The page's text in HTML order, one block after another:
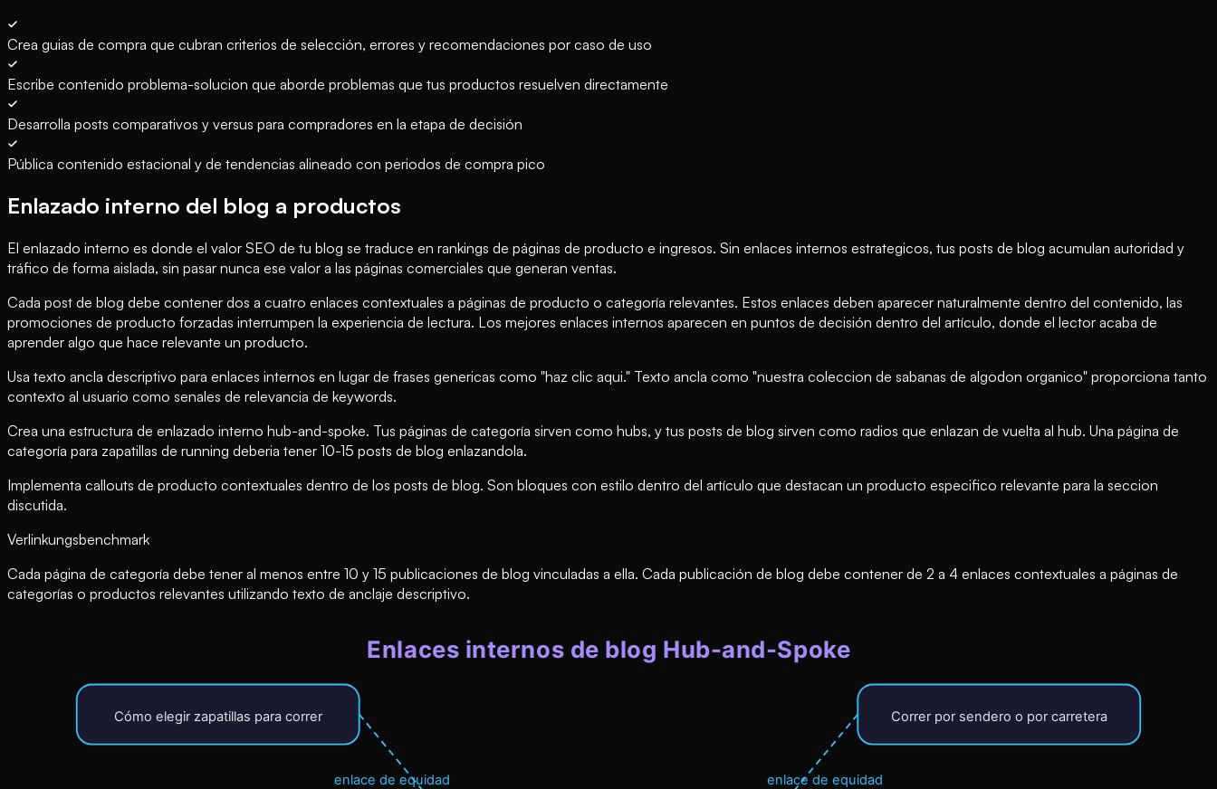
Crea guias de compra que cubran criterios de selección, errores y recomendaciones por caso de uso
Escribe contenido problema-solucion que aborde problemas que tus productos resuelven directamente
Desarrolla posts comparativos y versus para compradores en la etapa de decisión
Pública contenido estacional y de tendencias alineado con periodos de compra pico
Enlazado interno del blog a productos
El enlazado interno es donde el valor SEO de tu blog se traduce en rankings de páginas de producto e ingresos. Sin enlaces internos estrategicos, tus posts de blog acumulan autoridad y
tráfico de forma aislada, sin pasar nunca ese valor a las páginas comerciales que generan ventas.
Cada post de blog debe contener dos a cuatro enlaces contextuales a páginas de producto o categoría relevantes. Estos enlaces deben aparecer naturalmente dentro del contenido, las
promociones de producto forzadas interrumpen la experiencia de lectura. Los mejores enlaces internos aparecen en puntos de decisión dentro del artículo, donde el lector acaba de
aprender algo que hace relevante un producto.
Usa texto ancla descriptivo para enlaces internos en lugar de frases genericas como "haz clic aqui." Texto ancla como "nuestra coleccion de sabanas de algodon organico" proporciona tanto
contexto al usuario como senales de relevancia de keywords.
Crea una estructura de enlazado interno hub-and-spoke. Tus páginas de categoría sirven como hubs, y tus posts de blog sirven como radios que enlazan de vuelta al hub. Una página de
categoría para zapatillas de running deberia tener 10-15 posts de blog enlazandola.
Implementa callouts de producto contextuales dentro de los posts de blog. Son bloques con estilo dentro del artículo que destacan un producto especifico relevante para la seccion
discutida.
Verlinkungsbenchmark
Cada página de categoría debe tener al menos entre 10 y 15 publicaciones de blog vinculadas a ella. Cada publicación de blog debe contener de 2 a 4 enlaces contextuales a páginas de
categorías o productos relevantes utilizando texto de anclaje descriptivo.